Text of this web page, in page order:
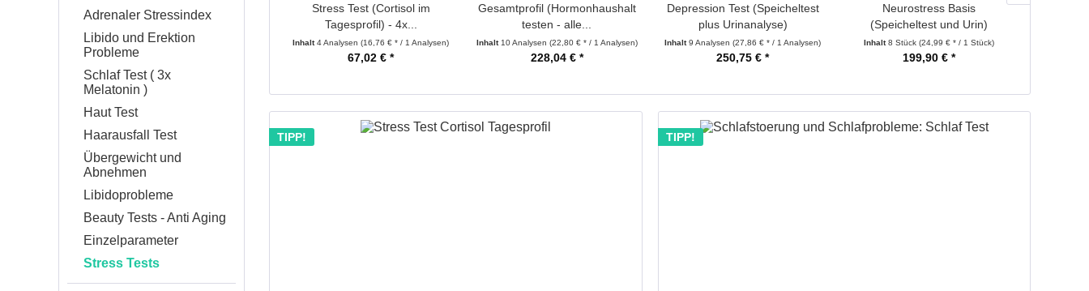
Adrenaler Stressindex
Libido und Erektion
Probleme
Schlaf Test ( 3x
Melatonin )
Haut Test
Haarausfall Test
Übergewicht und
Abnehmen
Libidoprobleme
Beauty Tests - Anti Aging
Einzelparameter
Stress Tests
Stress Test (Cortisol im
Tagesprofil) - 4x...
Inhalt4 Analysen(16,76 € * / 1 Analysen)
67,02 € *
Gesamtprofil (Hormonhaushalt
testen - alle...
Inhalt 10 Analysen (22,80 € * / 1 Analysen)
228,04 € *
Depression Test (Speicheltest
plus Urinanalyse)
Inhalt9 Analysen(27,86 € * / 1 Analysen)
250,75 € *
Neurostress Basis
(Speicheltest und Urin)
Inhalt8 Stück (24,99 € * / 1 Stück)
199,90 € *
TIPP! TIPP!